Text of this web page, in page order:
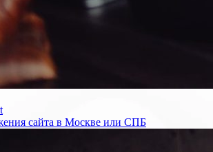
сайта в Москве или СПБ